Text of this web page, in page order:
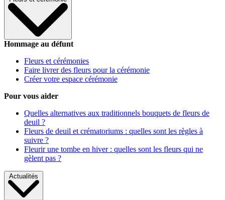
Hommage au défunt
Fleurs et cérémonies
Faire livrer des fleurs pour la cérémonie
Créer votre espace cérémonie
Pour vous aider
Quelles alternatives aux traditionnels bouquets de fleurs de
deuil ?
Fleurs de deuil et crématoriums : quelles sont les règles à
suivre ?
Fleurir une tombe en hiver : quelles sont les fleurs qui ne
gèlent pas ?
Actualités